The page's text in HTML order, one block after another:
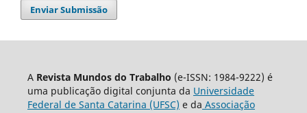
Enviar Submissão
A Revista Mundos do Trabalho (e-ISSN: 1984-9222) é
uma publicação digital conjunta da Universidade
Federal de Santa Catarina (UFSC) e da Associação